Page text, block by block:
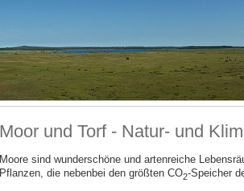
Moor und Torf - Natur- und
Moore sind wunderschöne und artenreiche
Pflanzen, die nebenbei den größten CO2-Speicher